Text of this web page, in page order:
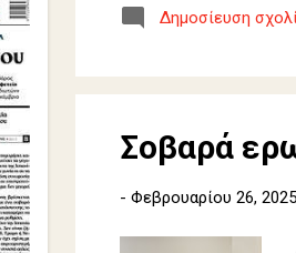
Δημοσίευση
Σοβαρά
- Φεβρουαρίου 26, 2025